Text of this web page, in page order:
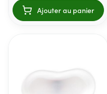
Ajouter au panier